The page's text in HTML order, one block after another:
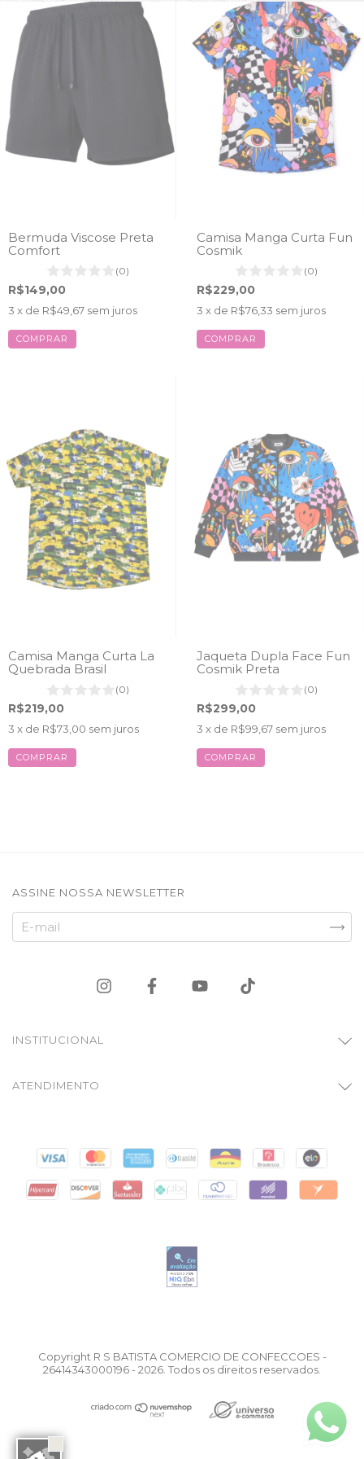
Bermuda Viscose Preta
Comfort
(0)
R$149,00
3 x de R$49,67 sem juros
COMPRAR
Camisa Manga Curta Fun
Cosmik
(0)
R$229,00
3 x de R$76,33 sem juros
COMPRAR
Camisa Manga Curta La
Quebrada Brasil
(0)
R$219,00
3 x de R$73,00 sem juros
COMPRAR
Jaqueta Dupla Face Fun
Cosmik Preta
(0)
R$299,00
3 x de R$99,67 sem juros
COMPRAR
ASSINE NOSSA NEWSLETTER
INSTITUCIONAL
ATENDIMENTO
Copyright R S BATISTA COMERCIO DE CONFECCOES -
26414343000196 - 2026. Todos os direitos reservados.